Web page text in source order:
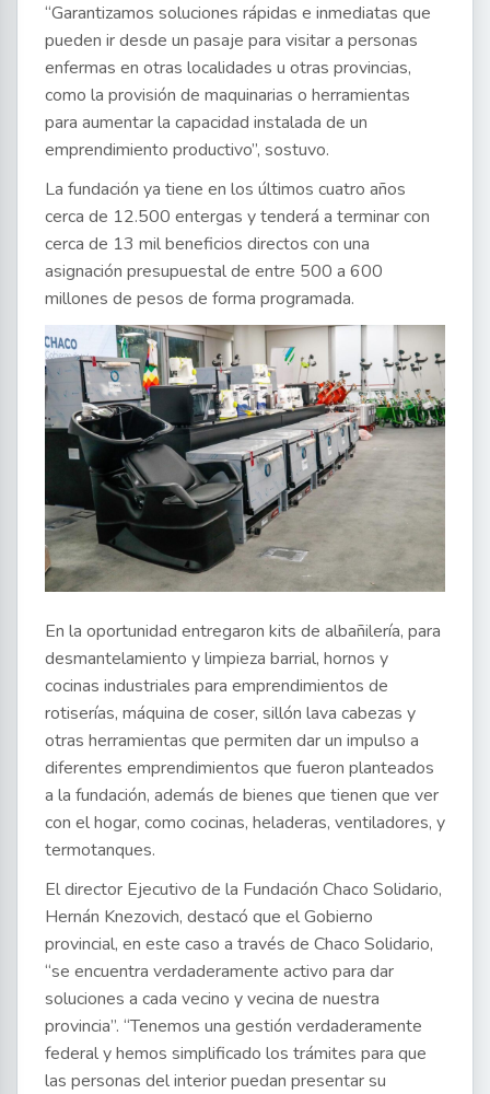
“Garantizamos soluciones rápidas e inmediatas que
pueden ir desde un pasaje para visitar a personas
enfermas en otras localidades u otras provincias,
como la provisión de maquinarias o herramientas
para aumentar la capacidad instalada de un
emprendimiento productivo”, sostuvo.
La fundación ya tiene en los últimos cuatro años
cerca de 12.500 entergas y tenderá a terminar con
cerca de 13 mil beneficios directos con una
asignación presupuestal de entre 500 a 600
millones de pesos de forma programada.
En la oportunidad entregaron kits de albañilería, para
desmantelamiento y limpieza barrial, hornos y
cocinas industriales para emprendimientos de
rotiserías, máquina de coser, sillón lava cabezas y
otras herramientas que permiten dar un impulso a
diferentes emprendimientos que fueron planteados
a la fundación, además de bienes que tienen que ver
con el hogar, como cocinas, heladeras, ventiladores, y
termotanques.
El director Ejecutivo de la Fundación Chaco Solidario,
Hernán Knezovich, destacó que el Gobierno
provincial, en este caso a través de Chaco Solidario,
“se encuentra verdaderamente activo para dar
soluciones a cada vecino y vecina de nuestra
provincia”. “Tenemos una gestión verdaderamente
federal y hemos simplificado los trámites para que
las personas del interior puedan presentar su